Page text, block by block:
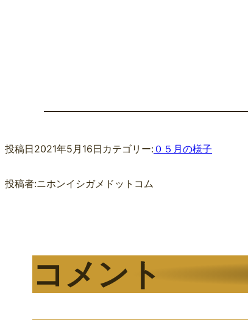
投稿日2021年5月16日 カテゴリー:０５月の様子
投稿者:ニホンイシガメドットコム
コメント